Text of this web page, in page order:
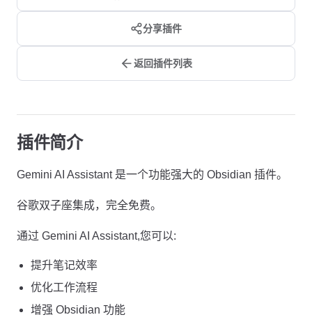
分享插件
返回插件列表
插件简介
Gemini AI Assistant 是一个功能强大的 Obsidian 插件。
谷歌双子座集成，完全免费。
通过 Gemini AI Assistant,您可以:
提升笔记效率
优化工作流程
增强 Obsidian 功能